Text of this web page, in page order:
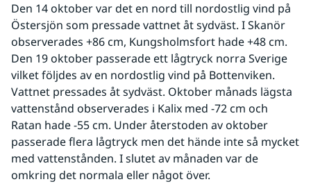
Den 14 oktober var det en nord till nordostlig vind på
Östersjön som pressade vattnet åt sydväst. I Skanör
observerades +86 cm, Kungsholmsfort hade +48 cm.
Den 19 oktober passerade ett lågtryck norra Sverige
vilket följdes av en nordostlig vind på Bottenviken.
Vattnet pressades åt sydväst. Oktober månads lägsta
vattenstånd observerades i Kalix med -72 cm och
Ratan hade -55 cm. Under återstoden av oktober
passerade flera lågtryck men det hände inte så mycket
med vattenstånden. I slutet av månaden var de
omkring det normala eller något över.